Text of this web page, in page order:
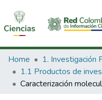
Communities & Collections
All of DSpace
Home